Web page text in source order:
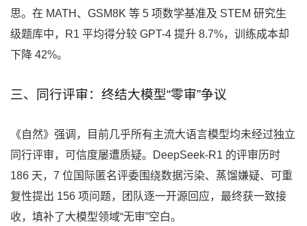
思。在 MATH、GSM8K 等 5 项数学基准及 STEM 研究生
级题库中，R1 平均得分较 GPT-4 提升 8.7%，训练成本却
下降 42%。
三、同行评审：终结大模型“零审”争议
《自然》强调，目前几乎所有主流大语言模型均未经过独立
同行评审，可信度屡遭质疑。DeepSeek-R1 的评审历时
186 天，7 位国际匿名评委围绕数据污染、蒸馏嫌疑、可重
复性提出 156 项问题，团队逐一开源回应，最终获一致接
收，填补了大模型领域“无审”空白。